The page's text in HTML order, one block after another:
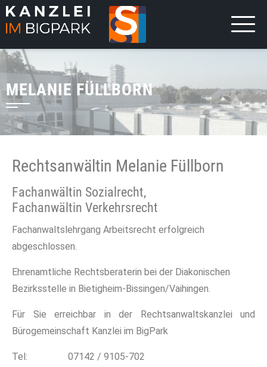
MELANIE FÜLLBORN
Rechtsanwältin Melanie Füllborn
Fachanwältin Sozialrecht,
Fachanwältin Verkehrsrecht
Fachanwaltslehrgang Arbeitsrecht erfolgreich
abgeschlossen.
Ehrenamtliche Rechtsberaterin bei der Diakonischen
Bezirksstelle in Bietigheim-Bissingen/Vaihingen.
Für Sie erreichbar in der Rechtsanwaltskanzlei und
Bürogemeinschaft Kanzlei im BigPark
Tel:
07142 / 9105-702